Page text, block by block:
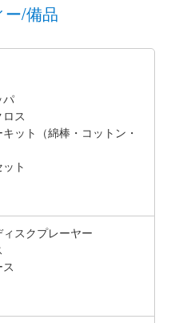
ー/備品
パ
ス
ット（綿棒・コットン・
ト
スクプレーヤー